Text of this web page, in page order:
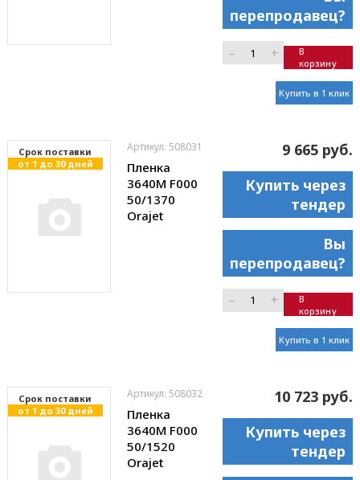
перепродавец?
– +
В
корзину
Купить в 1 клик
Cрок поставки
от 1 до 30 дней
Артикул: 508031
Пленка
3640M F000
50/1370
Orajet
9 665 руб.
Купить через
тендер
Вы
перепродавец?
– +
В
корзину
Купить в 1 клик
Cрок поставки
от 1 до 30 дней
Артикул: 508032
Пленка
3640M F000
50/1520
Orajet
10 723 руб.
Купить через
тендер